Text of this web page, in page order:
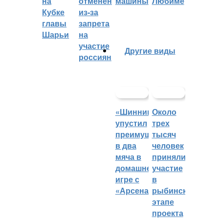
Кубке
главы
Шарьи
из-за
запрета
на
участие
россиян
Другие виды
«Шинник»
упустил
преимущество
в два
мяча в
домашней
игре с
«Арсеналом»
Около
трех
тысяч
человек
приняли
участие
в
рыбинском
этапе
проекта